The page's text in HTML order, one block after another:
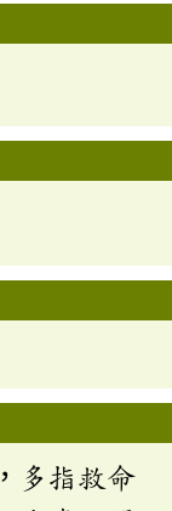
多指救命